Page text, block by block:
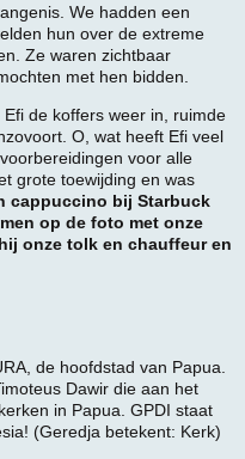
We hadden een
hun over de extreme
Ze waren zichtbaar
met hen bidden.
de koffers weer in, ruimde
O, wat heeft Efi veel
voor alle
grote toewijding en was
cappuccino bij Starbuck
op de foto met onze
onze tolk en chauffeur en
de hoofdstad van Papua.
Dawir die aan het
in Papua. GPDI staat
(Geredja betekent: Kerk)